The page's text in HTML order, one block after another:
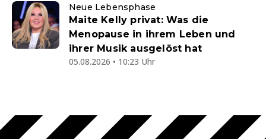
Neue Lebensphase
Maite Kelly privat: Was die
Menopause in ihrem Leben und
ihrer Musik ausgelöst hat
05.08.2026 • 10:23 Uhr